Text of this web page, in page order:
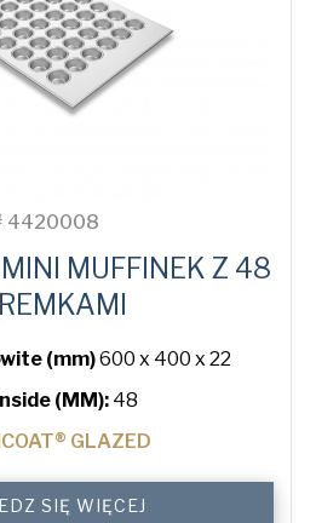
4420008
MUFFINEK Z 48
(mm)600 x 400 x 22
(MM): 48
GLAZED
SIĘ WIĘCEJ
*
la politique de
Pan Europe et de